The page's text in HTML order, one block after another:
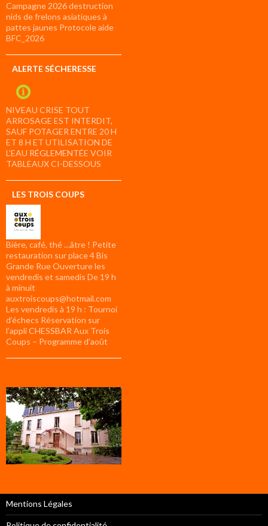
Campagne 2026 destruction
nids de frelons asiatiques à
pattes jaunes Protocole aide
BFC_2026
ALERTE SÉCHERESSE
NIVEAU CRISE TOUT
ARROSAGE EST INTERDIT,
SAUF POTAGER ENTRE 20 H
ET 8 H ET UTILISATION DE
L’EAU RÉGLEMENTÉE VOIR
TABLEAUX CI-DESSOUS
LES TROIS COUPS
Bière, café, thé …âtre ! Petite
restauration sur place 4 Bis
Grande Rue Ouverture les
vendredis et samedis De 19 h
à minuit
auxtroiscoups@hotmail.com
Les vendredis à 19 h : Tournoi
d’échecs Réservation sur
l’appli CHESSBAR Aux Trois
Coups – Programme d’août
Mentions Légales